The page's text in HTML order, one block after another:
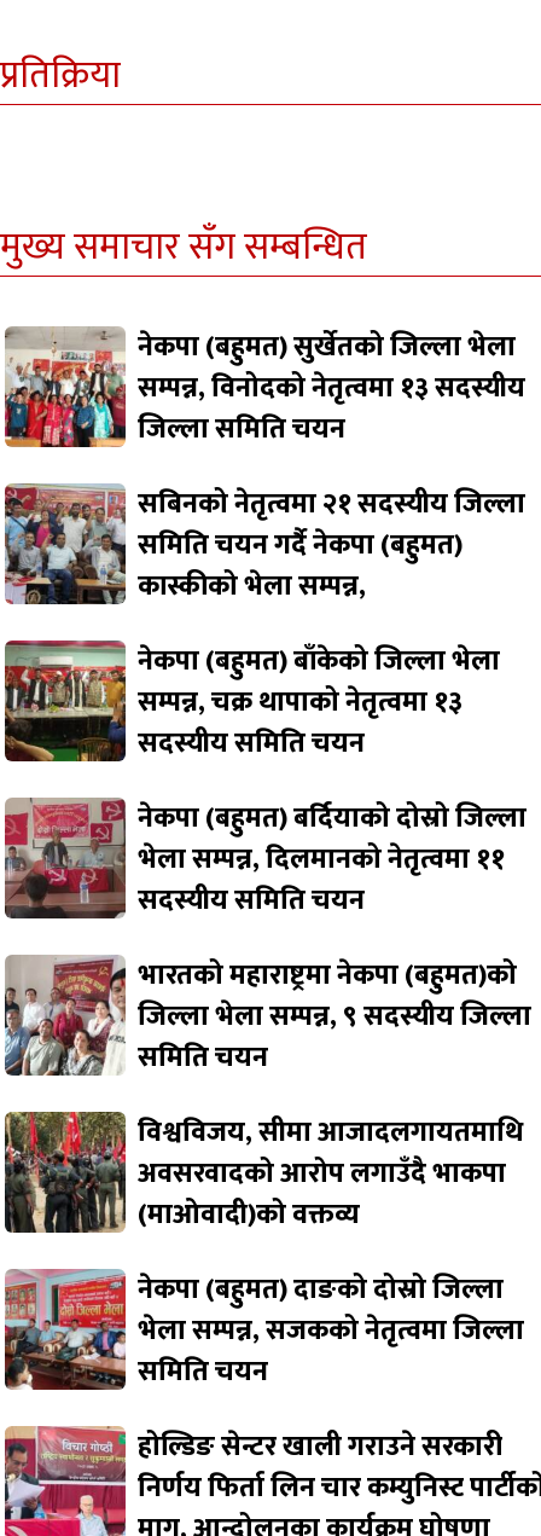
प्रतिक्रिया
मुख्य समाचार सँग सम्बन्धित
नेकपा (बहुमत) सुर्खेतको जिल्ला भेला
सम्पन्न, विनोदको नेतृत्वमा १३ सदस्यीय
जिल्ला समिति चयन
सबिनको नेतृत्वमा २१ सदस्यीय जिल्ला
समिति चयन गर्दै नेकपा (बहुमत)
कास्कीको भेला सम्पन्न,
नेकपा (बहुमत) बाँकेको जिल्ला भेला
सम्पन्न, चक्र थापाको नेतृत्वमा १३
सदस्यीय समिति चयन
नेकपा (बहुमत) बर्दियाको दोस्रो जिल्ला
भेला सम्पन्न, दिलमानको नेतृत्वमा ११
सदस्यीय समिति चयन
भारतको महाराष्ट्रमा नेकपा (बहुमत)को
जिल्ला भेला सम्पन्न, ९ सदस्यीय जिल्ला
समिति चयन
विश्वविजय, सीमा आजादलगायतमाथि
अवसरवादको आरोप लगाउँदै भाकपा
(माओवादी)को वक्तव्य
नेकपा (बहुमत) दाङको दोस्रो जिल्ला
भेला सम्पन्न, सजकको नेतृत्वमा जिल्ला
समिति चयन
होल्डिङ सेन्टर खाली गराउने सरकारी
निर्णय फिर्ता लिन चार कम्युनिस्ट